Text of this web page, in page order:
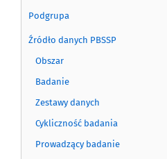
Podgrupa
Źródło danych PBSSP
Obszar
Badanie
Zestawy danych
Cykliczność badania
Prowadzący badanie